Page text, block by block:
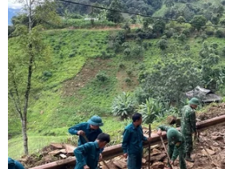
Nhân viên y tế tiêm vaccine ngừa
San Fernando, California, Mỹ.
Ngày 26/1, Trung tâm Kiểm
Dịch bệnh (CDC) Mỹ công bố
13.000 người đã tử vong do
dịch năm nay tại Mỹ tính đến